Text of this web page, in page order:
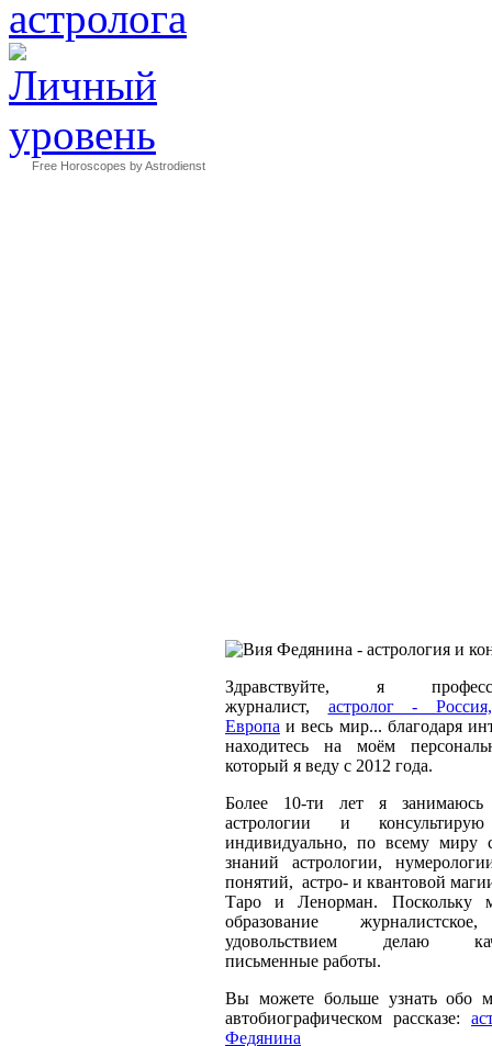
Free Horoscopes by Astrodienst
Здравствуйте, я
журналист, астролог -
Европа и весь мир... благодаря
находитесь на моём
который я веду с 2012 года.
Более 10-ти лет я занимаюсь
астрологии и
индивидуально, по всему миру
знаний астрологии,
понятий, астро- и квантовой
Таро и Ленорман. Поскольку
образование
удовольствием делаю
письменные работы.
Вы можете больше узнать обо
автобиографическом рассказе:
Федянина